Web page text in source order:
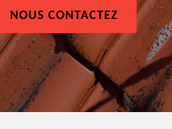
NOUS CONTACTEZ